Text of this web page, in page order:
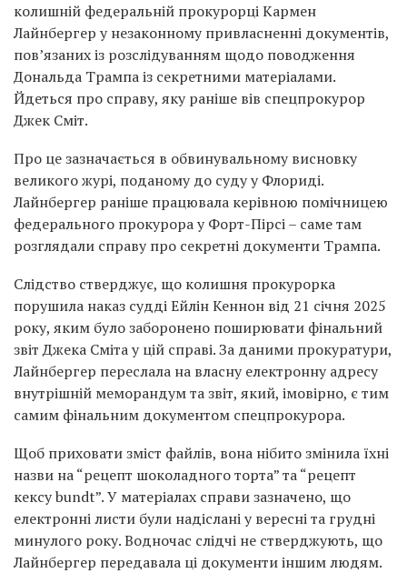
колишній федеральній прокурорці Кармен
Лайнбергер у незаконному привласненні документів,
пов’язаних із розслідуванням щодо поводження
Дональда Трампа із секретними матеріалами.
Йдеться про справу, яку раніше вів спецпрокурор
Джек Сміт.
Про це зазначається в обвинувальному висновку
великого журі, поданому до суду у Флориді.
Лайнбергер раніше працювала керівною помічницею
федерального прокурора у Форт-Пірсі – саме там
розглядали справу про секретні документи Трампа.
Слідство стверджує, що колишня прокурорка
порушила наказ судді Ейлін Кеннон від 21 січня 2025
року, яким було заборонено поширювати фінальний
звіт Джека Сміта у цій справі. За даними прокуратури,
Лайнбергер переслала на власну електронну адресу
внутрішній меморандум та звіт, який, імовірно, є тим
самим фінальним документом спецпрокурора.
Щоб приховати зміст файлів, вона нібито змінила їхні
назви на “рецепт шоколадного торта” та “рецепт
кексу bundt”. У матеріалах справи зазначено, що
електронні листи були надіслані у вересні та грудні
минулого року. Водночас слідчі не стверджують, що
Лайнбергер передавала ці документи іншим людям.